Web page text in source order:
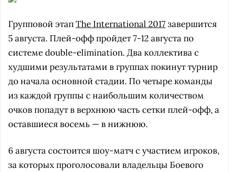
Групповой этапThe International 2017завершится
5 августа. Плей-офф пройдет 7-12 августа по
системе double-elimination. Два коллектива с
худшими результатами в группах покинут турнир
до начала основной стадии. По четыре команды
из каждой группы с наибольшим количеством
очков попадут в верхнюю часть сетки плей-офф, а
оставшиеся восемь — в нижнюю.
6 августа состоится шоу-матч с участием игроков,
за которых проголосовали владельцы Боевого